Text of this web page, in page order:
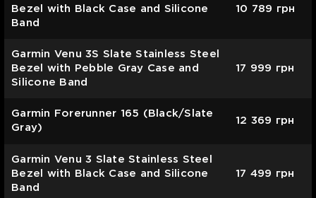
Bezel with Black Case and Silicone
Band
10 789 грн
Garmin Venu 3S Slate Stainless Steel
Bezel with Pebble Gray Case and
Silicone Band
17 999 грн
Garmin Forerunner 165 (Black/Slate
Gray)
12 369 грн
Garmin Venu 3 Slate Stainless Steel
Bezel with Black Case and Silicone
Band
17 499 грн